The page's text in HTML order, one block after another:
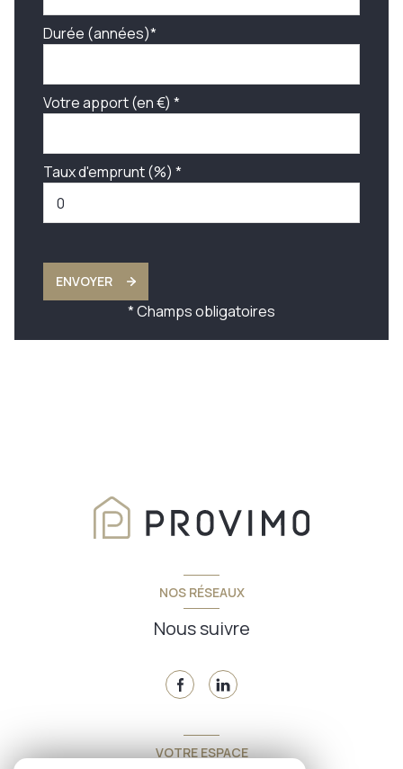
Durée (années)*
Votre apport (en €) *
Taux d'emprunt (%) *
ENVOYER
* Champs obligatoires
NOS RÉSEAUX
Nous suivre
VOTRE ESPACE